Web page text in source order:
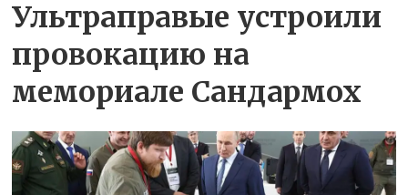
Ультраправые устроили
провокацию на
мемориале Сандармох